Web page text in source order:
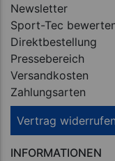
Newsletter
Sport-Tec
Direktbestellung
Pressebereich
Versandkosten
Zahlungsarten
Vertrag widerrufen
INFORMATIONEN